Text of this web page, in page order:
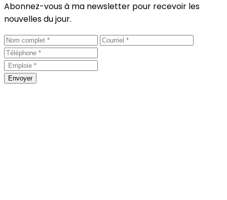
Abonnez-vous à ma newsletter pour recevoir les
nouvelles du jour.
Envoyer